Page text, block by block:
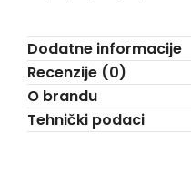
Dodatne informacije
Recenzije (0)
O brandu
Tehnički podaci